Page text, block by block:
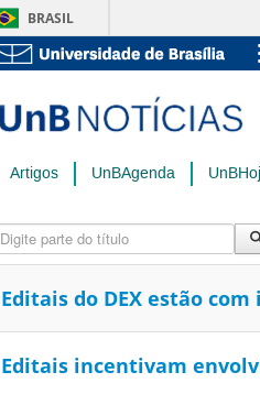
BRASIL
Artigos UnBAgenda
Digite parte do título
Editais do DEX estão
Editais incentivam